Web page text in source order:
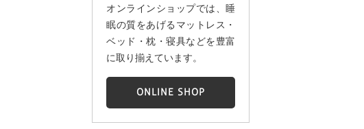
オンラインショップでは、睡
眠の質をあげるマットレス・
ベッド・枕・寝具などを豊富
に取り揃えています。
ONLINE SHOP